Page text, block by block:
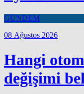
GÜNDEM
08 Ağustos 2026
Hangi
değişimi